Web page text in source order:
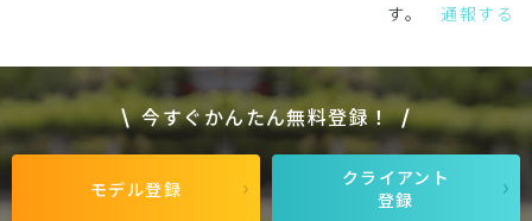
す。通報する
今すぐかんたん無料登録！
モデル登録
クライアント
登録